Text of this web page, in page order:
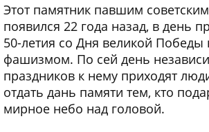
Этот памятник павшим
появился 22 года назад, в день
50-летия со Дня великой Победы
фашизмом. По сей день
праздников к нему приходят
отдать дань памяти тем, кто
мирное небо над головой.